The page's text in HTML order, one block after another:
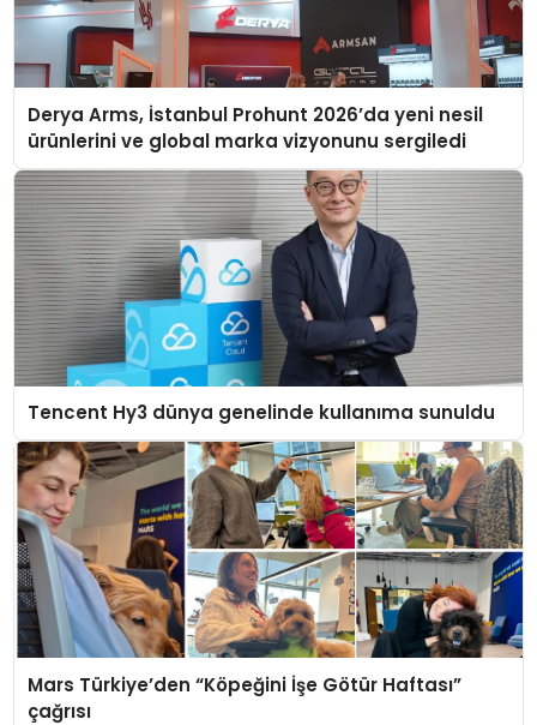
Derya Arms, İstanbul Prohunt 2026’da yeni nesil
ürünlerini ve global marka vizyonunu sergiledi
Tencent Hy3 dünya genelinde kullanıma sunuldu
Mars Türkiye’den “Köpeğini İşe Götür Haftası”
çağrısı